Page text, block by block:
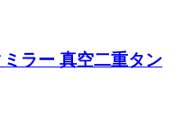
ラー 真空二重タン